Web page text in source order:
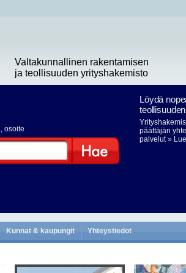
Valtakunnallinen rakentamisen
ja teollisuuden yrityshakemisto
osoite
Löydä
päättäjän
palvelut»
Kunnat & kaupungit Yhteystiedot